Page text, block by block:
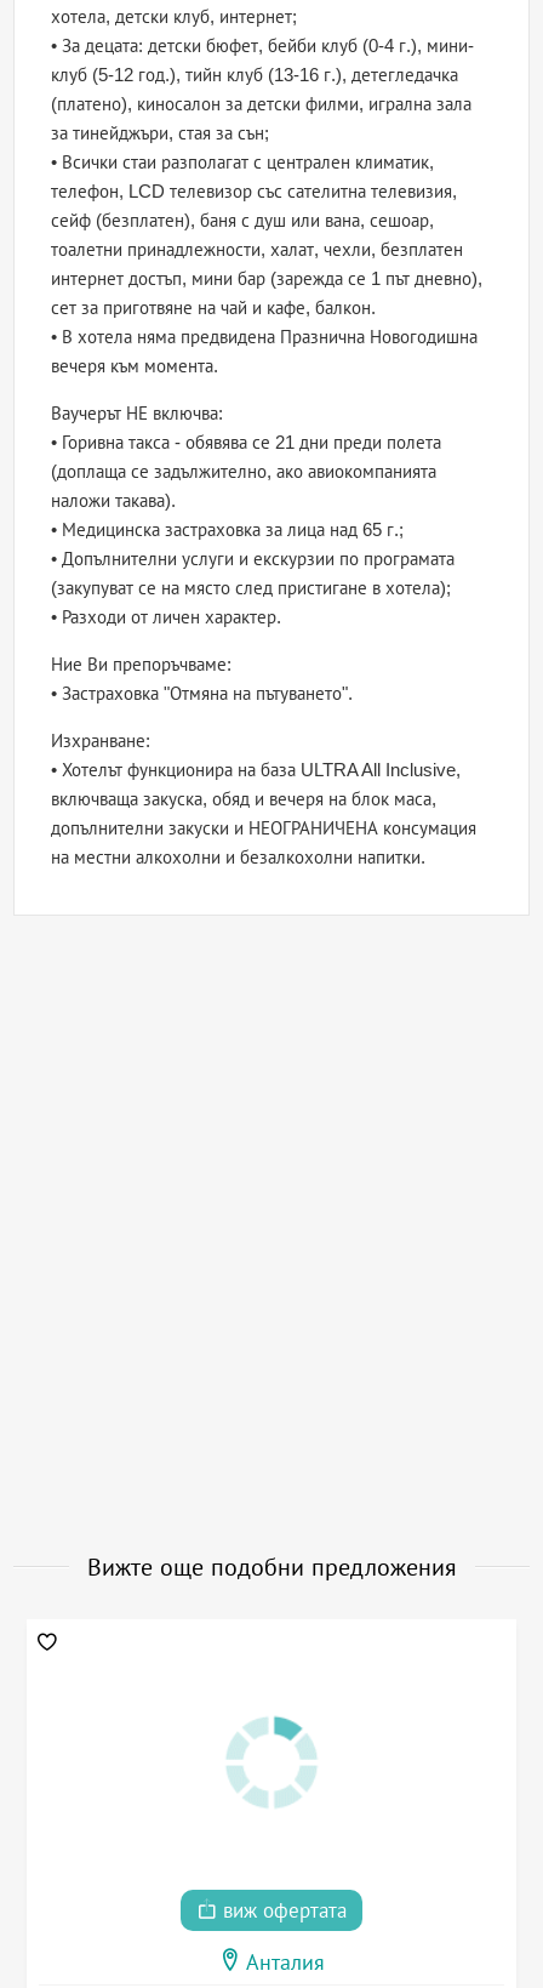
хотела, детски клуб, интернет;
• За децата: детски бюфет, бейби клуб (0-4 г.), мини-
клуб (5-12 год.), тийн клуб (13-16 г.), детегледачка
(платено), киносалон за детски филми, игрална зала
за тинейджъри, стая за сън;
• Всички стаи разполагат с централен климатик,
телефон, LCD телевизор със сателитна телевизия,
сейф (безплатен), баня с душ или вана, сешоар,
тоалетни принадлежности, халат, чехли, безплатен
интернет достъп, мини бар (зарежда се 1 път дневно),
сет за приготвяне на чай и кафе, балкон.
• В хотела няма предвидена Празнична Новогодишна
вечеря към момента.
Ваучерът НЕ включва:
• Горивна такса - обявява се 21 дни преди полета
(доплаща се задължително, ако авиокомпанията
наложи такава).
• Медицинска застраховка за лица над 65 г.;
• Допълнителни услуги и екскурзии по програмата
(закупуват се на място след пристигане в хотела);
• Разходи от личен характер.
Ние Ви препоръчваме:
• Застраховка "Отмяна на пътуването".
Изхранване:
• Хотелът функционира на база ULTRA All Inclusive,
включваща закуска, обяд и вечеря на блок маса,
допълнителни закуски и НЕОГРАНИЧЕНА консумация
на местни алкохолни и безалкохолни напитки.
Вижте още подобни предложения
виж офертата
Анталия